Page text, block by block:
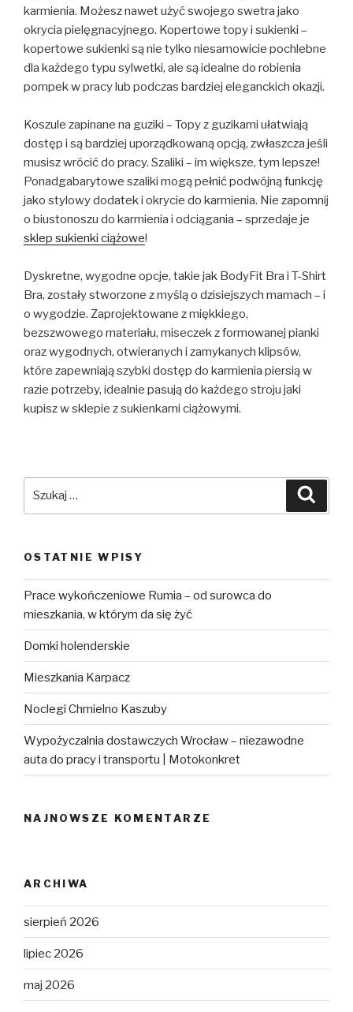
karmienia. Możesz nawet użyć swojego swetra jako
okrycia pielęgnacyjnego. Kopertowe topy i sukienki –
kopertowe sukienki są nie tylko niesamowicie pochlebne
dla każdego typu sylwetki, ale są idealne do robienia
pompek w pracy lub podczas bardziej eleganckich okazji.
Koszule zapinane na guziki – Topy z guzikami ułatwiają
dostęp i są bardziej uporządkowaną opcją, zwłaszcza jeśli
musisz wrócić do pracy. Szaliki – im większe, tym lepsze!
Ponadgabarytowe szaliki mogą pełnić podwójną funkcję
jako stylowy dodatek i okrycie do karmienia. Nie zapomnij
o biustonoszu do karmienia i odciągania – sprzedaje je
sklep sukienki ciążowe!
Dyskretne, wygodne opcje, takie jak BodyFit Bra i T-Shirt
Bra, zostały stworzone z myślą o dzisiejszych mamach – i
o wygodzie. Zaprojektowane z miękkiego,
bezszwowego materiału, miseczek z formowanej pianki
oraz wygodnych, otwieranych i zamykanych klipsów,
które zapewniają szybki dostęp do karmienia piersią w
razie potrzeby, idealnie pasują do każdego stroju jaki
kupisz w sklepie z sukienkami ciążowymi.
OSTATNIE WPISY
Prace wykończeniowe Rumia – od surowca do
mieszkania, w którym da się żyć
Domki holenderskie
Mieszkania Karpacz
Noclegi Chmielno Kaszuby
Wypożyczalnia dostawczych Wrocław – niezawodne
auta do pracy i transportu | Motokonkret
NAJNOWSZE KOMENTARZE
ARCHIWA
sierpień 2026
lipiec 2026
maj 2026